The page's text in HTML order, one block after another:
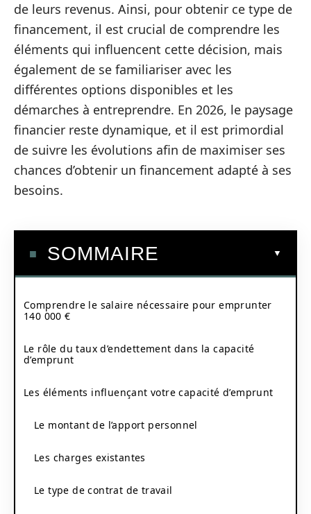
de leurs revenus. Ainsi, pour obtenir ce type de
financement, il est crucial de comprendre les
éléments qui influencent cette décision, mais
également de se familiariser avec les
différentes options disponibles et les
démarches à entreprendre. En 2026, le paysage
financier reste dynamique, et il est primordial
de suivre les évolutions afin de maximiser ses
chances d’obtenir un financement adapté à ses
besoins.
SOMMAIRE
Comprendre le salaire nécessaire pour emprunter
140 000 €
Le rôle du taux d’endettement dans la capacité
d’emprunt
Les éléments influençant votre capacité d’emprunt
Le montant de l’apport personnel
Les charges existantes
Le type de contrat de travail